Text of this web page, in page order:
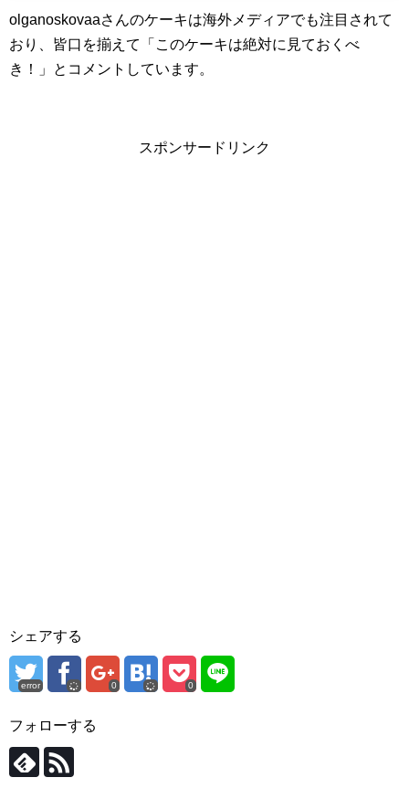
olganoskovaaさんのケーキは海外メディアでも注目されて
おり、皆口を揃えて「このケーキは絶対に見ておくべ
き！」とコメントしています。
スポンサードリンク
シェアする
error 0 0
フォローする